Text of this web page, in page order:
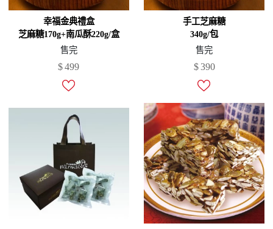
幸福金典禮盒
芝麻糖170g+南瓜酥220g/盒
售完
$499
手工芝麻糖
340g/包
售完
$390